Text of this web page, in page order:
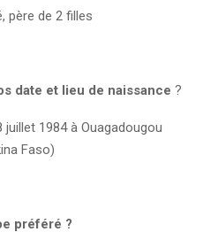
père de 2 filles
date et lieu de naissance ?
juillet 1984 à Ouagadougou
Faso)
préféré ?